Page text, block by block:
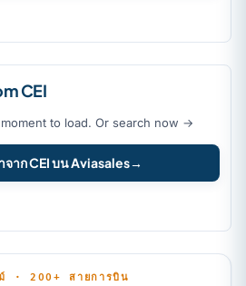
CEI
to load. Or search now →
าก CEI บน Aviasales→
ม์ · 200+ สายการบิน